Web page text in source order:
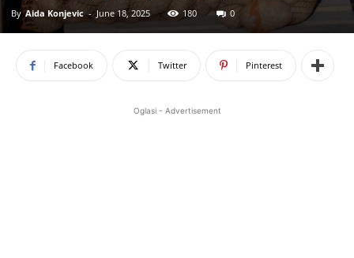
By Aida Konjevic - June 18, 2025 180 0
Facebook Twitter Pinterest
Oglasi - Advertisement